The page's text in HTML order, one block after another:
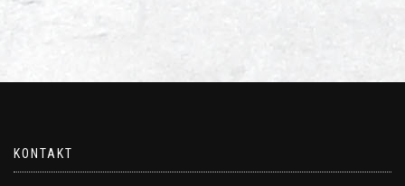
KONTAKT